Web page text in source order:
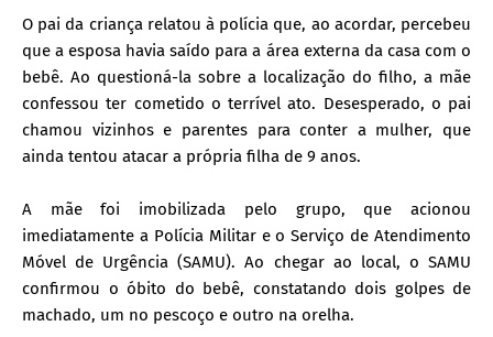
O pai da criança relatou à polícia que, ao acordar, percebeu
que a esposa havia saído para a área externa da casa com o
bebê. Ao questioná-la sobre a localização do filho, a mãe
confessou ter cometido o terrível ato. Desesperado, o pai
chamou vizinhos e parentes para conter a mulher, que
ainda tentou atacar a própria filha de 9 anos.
A mãe foi imobilizada pelo grupo, que acionou
imediatamente a Polícia Militar e o Serviço de Atendimento
Móvel de Urgência (SAMU). Ao chegar ao local, o SAMU
confirmou o óbito do bebê, constatando dois golpes de
machado, um no pescoço e outro na orelha.